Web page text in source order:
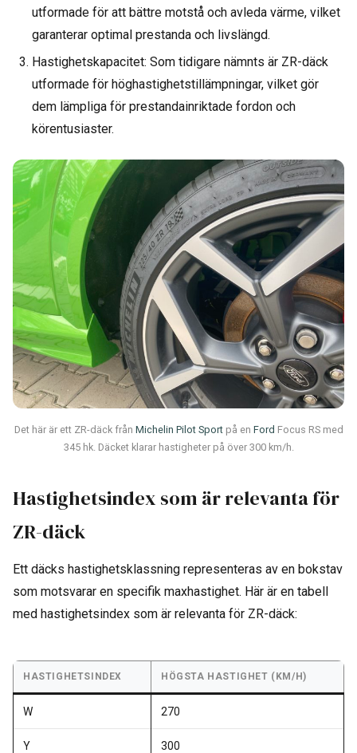
utformade för att bättre motstå och avleda värme, vilket
garanterar optimal prestanda och livslängd.
Hastighetskapacitet: Som tidigare nämnts är ZR-däck
utformade för höghastighetstillämpningar, vilket gör
dem lämpliga för prestandainriktade fordon och
körentusiaster.
Det här är ett ZR-däck från Michelin Pilot Sportpå en Ford Focus RS med
345 hk. Däcket klarar hastigheter på över 300 km/h.
Hastighetsindex som är relevanta för
ZR-däck
Ett däcks hastighetsklassning representeras av en bokstav
som motsvarar en specifik maxhastighet. Här är en tabell
med hastighetsindex som är relevanta för ZR-däck:
HASTIGHETSINDEX HÖGSTA HASTIGHET (KM/H)
W 270
Y 300